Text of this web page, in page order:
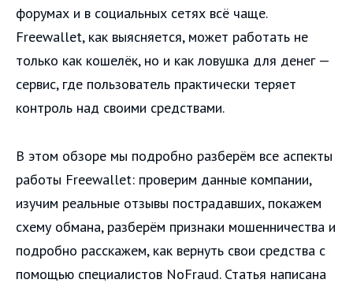
форумах и в социальных сетях всё чаще.
Freewallet, как выясняется, может работать не
только как кошелёк, но и как ловушка для денег —
сервис, где пользователь практически теряет
контроль над своими средствами.
В этом обзоре мы подробно разберём все аспекты
работы Freewallet: проверим данные компании,
изучим реальные отзывы пострадавших, покажем
схему обмана, разберём признаки мошенничества и
подробно расскажем, как вернуть свои средства с
помощью специалистов NoFraud. Статья написана